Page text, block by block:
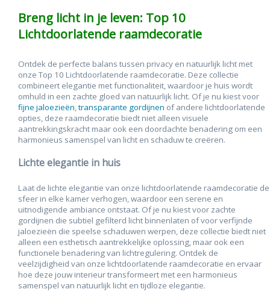
Breng licht in je leven: Top 10
Lichtdoorlatende raamdecoratie
Ontdek de perfecte balans tussen privacy en natuurlijk licht met
onze Top 10 Lichtdoorlatende raamdecoratie. Deze collectie
combineert elegantie met functionaliteit, waardoor je huis wordt
omhuld in een zachte gloed van natuurlijk licht. Of je nu kiest voor
fijne jaloezieën,transparante gordijnen of andere lichtdoorlatende
opties, deze raamdecoratie biedt niet alleen visuele
aantrekkingskracht maar ook een doordachte benadering om een
harmonieus samenspel van licht en schaduw te creëren.
Lichte elegantie in huis
Laat de lichte elegantie van onze lichtdoorlatende raamdecoratie de
sfeer in elke kamer verhogen, waardoor een serene en
uitnodigende ambiance ontstaat. Of je nu kiest voor zachte
gordijnen die subtiel gefilterd licht binnenlaten of voor verfijnde
jaloezieën die speelse schaduwen werpen, deze collectie biedt niet
alleen een esthetisch aantrekkelijke oplossing, maar ook een
functionele benadering van lichtregulering. Ontdek de
veelzijdigheid van onze lichtdoorlatende raamdecoratie en ervaar
hoe deze jouw interieur transformeert met een harmonieus
samenspel van natuurlijk licht en tijdloze elegantie.